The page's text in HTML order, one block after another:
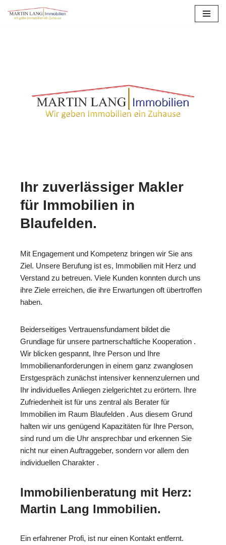
Ihr zuverlässiger Makler
für Immobilien in
Blaufelden.
Mit Engagement und Kompetenz bringen wir Sie ans
Ziel. Unsere Berufung ist es, Immobilien mit Herz und
Verstand zu betreuen. Viele Kunden konnten durch uns
ihre Ziele erreichen, die ihre Erwartungen oft übertroffen
haben.
Beiderseitiges Vertrauensfundament bildet die
Grundlage für unsere partnerschaftliche Kooperation .
Wir blicken gespannt, Ihre Person und Ihre
Immobilienanforderungen in einem ganz zwanglosen
Erstgespräch zunächst intensiver kennenzulernen und
Ihr individuelles Anliegen zielgerichtet zu erörtern. Ihre
Zufriedenheit ist für uns zentral als Berater für
Immobilien im Raum Blaufelden . Aus diesem Grund
halten wir uns genügend Kapazitäten für Ihre Person,
sind rund um die Uhr ansprechbar und erkennen Sie
nicht nur einen Auftraggeber, sondern vor allem den
individuellen Charakter .
Immobilienberatung mit Herz:
Martin Lang Immobilien.
Ein erfahrener Profi, ist nur einen Kontakt entfernt.